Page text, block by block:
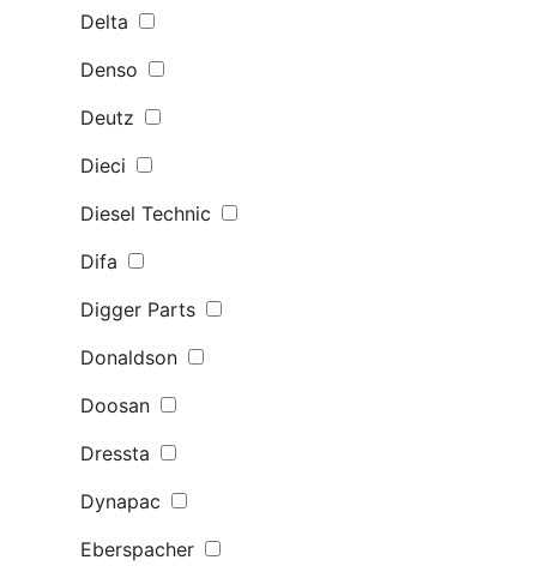
Delta
Denso
Deutz
Dieci
Diesel Technic
Difa
Digger Parts
Donaldson
Doosan
Dressta
Dynapac
Eberspacher